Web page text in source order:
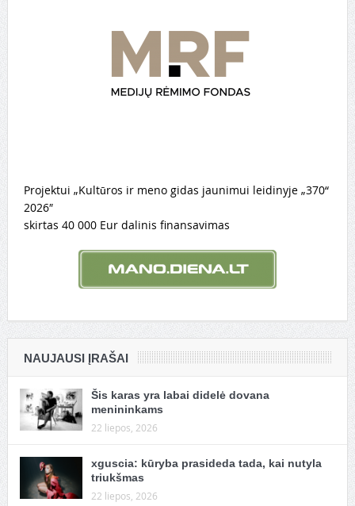
Projektui „Kultūros ir meno gidas jaunimui leidinyje „370“
2026″
skirtas 40 000 Eur dalinis finansavimas
NAUJAUSI ĮRAŠAI
Šis karas yra labai didelė dovana
menininkams
22 liepos, 2026
xguscia: kūryba prasideda tada, kai nutyla
triukšmas
22 liepos, 2026